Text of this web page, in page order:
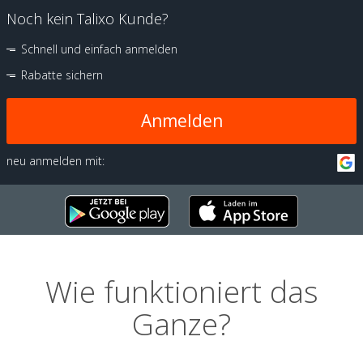
Noch kein Talixo Kunde?
Schnell und einfach anmelden
Rabatte sichern
Anmelden
neu anmelden mit:
Wie funktioniert das
Ganze?